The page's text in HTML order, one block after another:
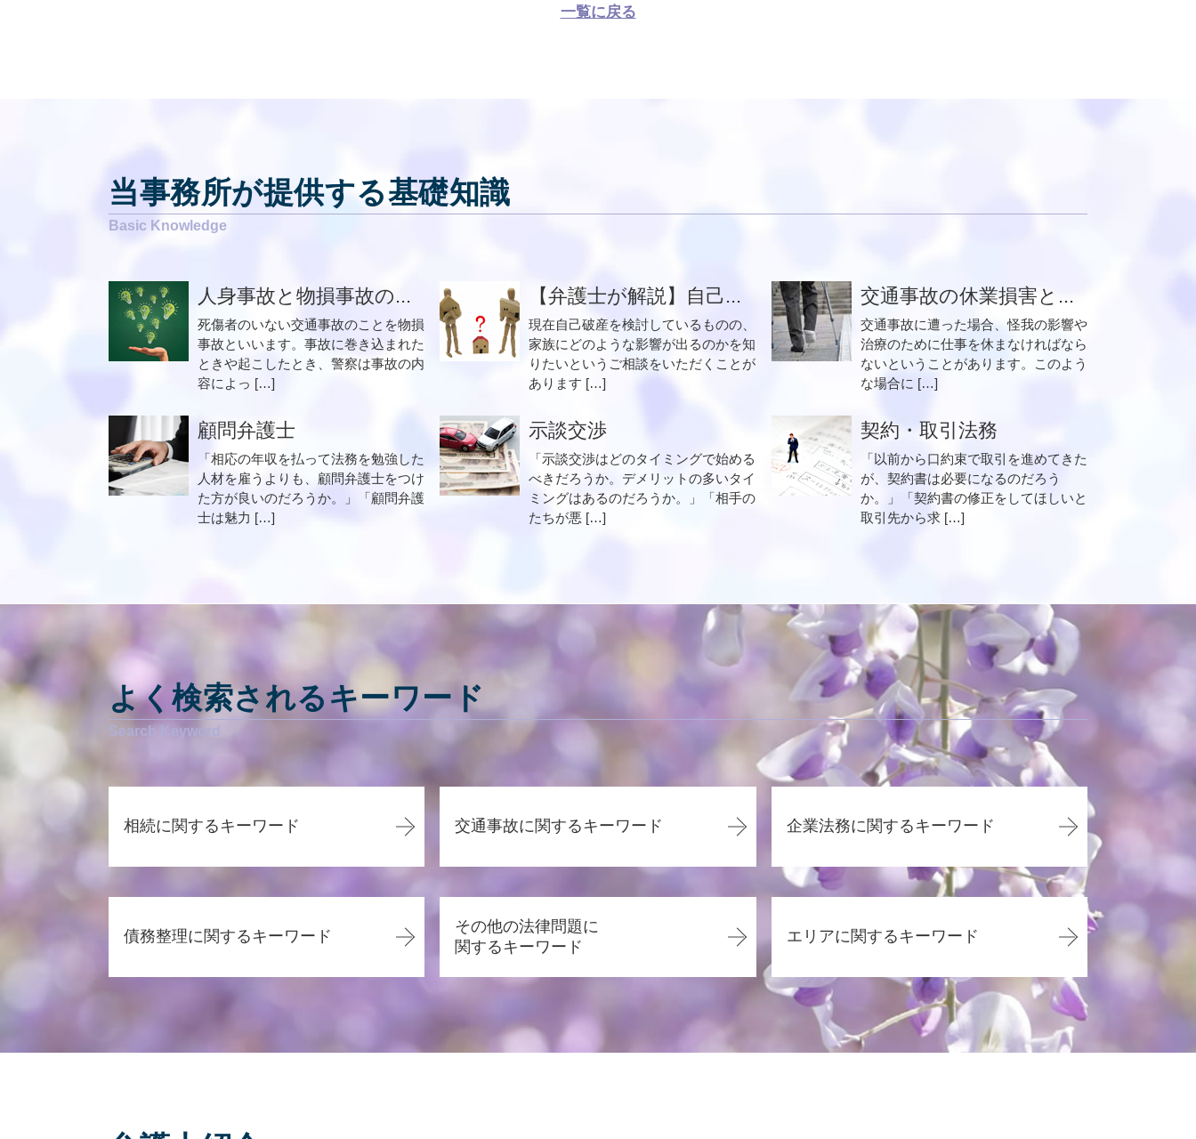
一覧に戻る
当事務所が提供する基礎知識
人身事故と物損事故の...
死傷者のいない交通事故のことを物損
事故といいます。事故に巻き込まれた
ときや起こしたとき、警察は事故の内
容によっ […]
【弁護士が解説】自己...
現在自己破産を検討しているものの、
家族にどのような影響が出るのかを知
りたいというご相談をいただくことが
あります […]
交通事故の休業損害と...
交通事故に遭った場合、怪我の影響や
治療のために仕事を休まなければなら
ないということがあります。このよう
な場合に […]
顧問弁護士
「相応の年収を払って法務を勉強した
人材を雇うよりも、顧問弁護士をつけ
た方が良いのだろうか。」「顧問弁護
士は魅力 […]
示談交渉
「示談交渉はどのタイミングで始める
べきだろうか。デメリットの多いタイ
ミングはあるのだろうか。」「相手の
たちが悪 […]
契約・取引法務
「以前から口約束で取引を進めてきた
が、契約書は必要になるのだろう
か。」「契約書の修正をしてほしいと
取引先から求 […]
よく検索されるキーワード
相続に関するキーワード
相続 口約束
相続とは
相続 妨害
相続 法律
交通事故に関するキーワード
過失割合 弁護士
逸失利益 計算方法
後遺障害 弁護士
交通事故 脳震盪 後遺症
交通事故 死亡 慰謝料
交通事故 加害者 弁護士
交通事故 弁護士 タイミング
企業法務に関するキーワード
企業法務 弁護士
企業法務 資格
顧問弁護士 個人 安い
顧問弁護士 メリット
企業法務 勉強
企業法務
債務整理に関するキーワード
その他の法律問題に
関するキーワード
離婚 慰謝料
賃貸借契約 明け渡し請求
エリアに関するキーワード
債務整理 島田市
交通事故 静岡県
その他の法律問題 静岡県